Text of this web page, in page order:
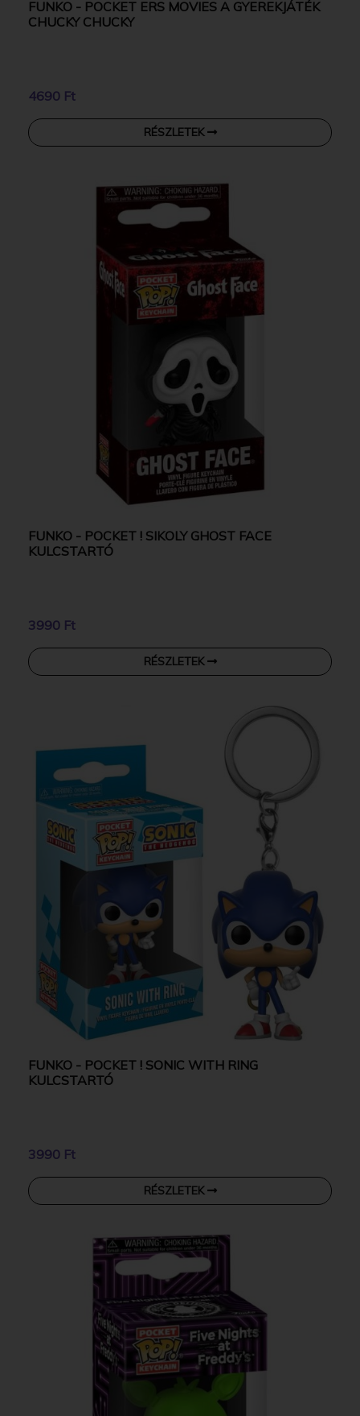
FUNKO - POCKET ERS MOVIES A GYEREKJÁTÉK
CHUCKY CHUCKY
4690 Ft
RÉSZLETEK
FUNKO - POCKET ! SIKOLY GHOST FACE
KULCSTARTÓ
3990 Ft
RÉSZLETEK
FUNKO - POCKET ! SONIC WITH RING
KULCSTARTÓ
3990 Ft
RÉSZLETEK